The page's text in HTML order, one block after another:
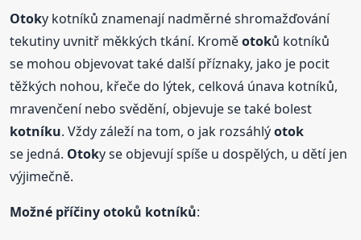
Otoky kotníků znamenají nadměrné shromažďování
tekutiny uvnitř měkkých tkání. Kroměotoků kotníků
se mohou objevovat také další příznaky, jako je pocit
těžkých nohou, křeče do lýtek, celková únava kotníků,
mravenčení nebo svědění, objevuje se také bolest
kotníku. Vždy záleží na tom, o jak rozsáhlýotok
se jedná. Otoky se objevují spíše u dospělých, u dětí jen
výjimečně.
Možné příčinyotoků kotníků: